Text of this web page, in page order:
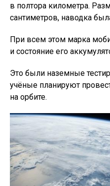
в полтора километра.
сантиметров, наводка
При всем этом марка
и состояние его
Это были наземные
учёные планируют
на орбите.